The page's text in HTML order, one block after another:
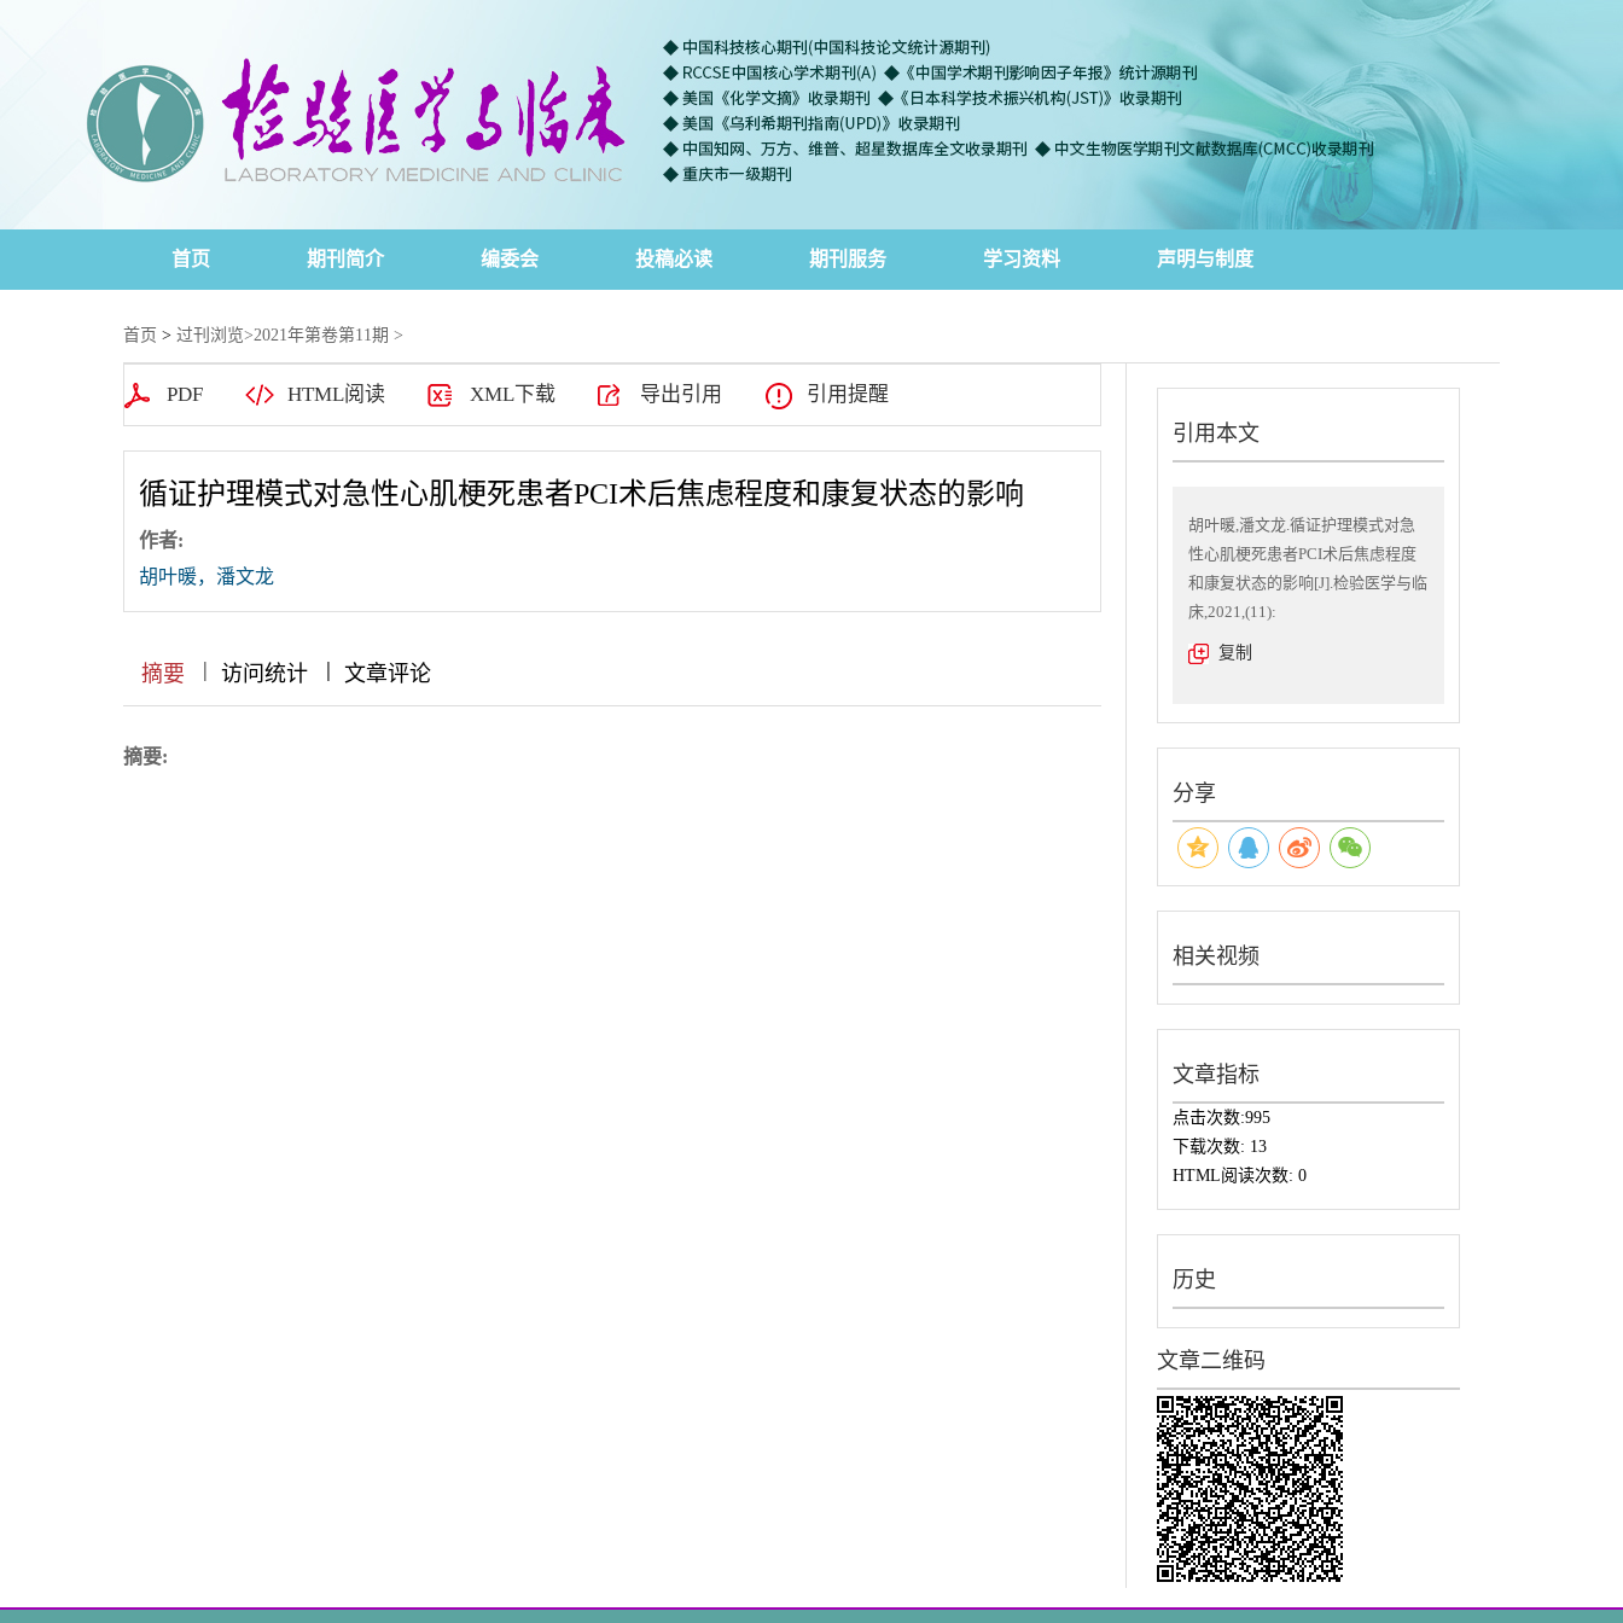
首页 期刊简介 编委会 投稿必读 期刊服务 学习资料 声明与制度
首页 > 过刊浏览>2021年第卷第11期 >
PDF HTML阅读 XML下载 导出引用 引用提醒
循证护理模式对急性心肌梗死患者PCI术后焦虑程度和康复状态的影响
作者:
胡叶暖，潘文龙
摘要 || 访问统计 ||||| 文章评论
摘要:
引用本文
胡叶暖,潘文龙.循证护理模式对急
性心肌梗死患者PCI术后焦虑程度
和康复状态的影响[J].检验医学与临
床,2021,(11):
复制
分享
相关视频
文章指标
点击次数:995
下载次数: 13
HTML阅读次数: 0
历史
文章二维码